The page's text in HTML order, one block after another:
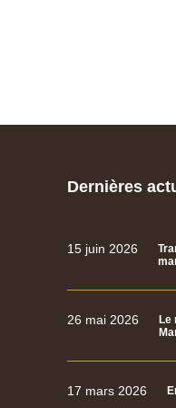
Dernières
15 juin 2026
26 mai 2026
Le
17 mars 2026